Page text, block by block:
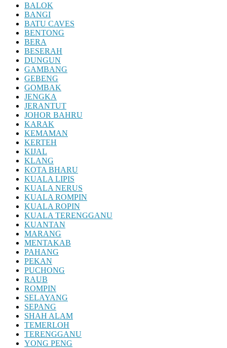
BALOK
BANGI
BATU CAVES
BENTONG
BERA
BESERAH
DUNGUN
GAMBANG
GEBENG
GOMBAK
JENGKA
JERANTUT
JOHOR BAHRU
KARAK
KEMAMAN
KERTEH
KIJAL
KLANG
KOTA BHARU
KUALA LIPIS
KUALA NERUS
KUALA ROMPIN
KUALA ROPIN
KUALA TERENGGANU
KUANTAN
MARANG
MENTAKAB
PAHANG
PEKAN
PUCHONG
RAUB
ROMPIN
SELAYANG
SEPANG
SHAH ALAM
TEMERLOH
TERENGGANU
YONG PENG